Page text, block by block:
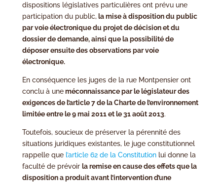
dispositions législatives particulières ont prévu une
participation du public, la mise à disposition du public
par voie électronique du projet de décision et du
dossier de demande, ainsi que la possibilité de
déposer ensuite des observations par voie
électronique.
En conséquence les juges de la rue Montpensier ont
conclu à uneméconnaissance par le législateur des
exigences de l’article 7 de la Charte de l’environnement
limitée entre le 9 mai 2011 et le 31 août 2013.
Toutefois, soucieux de préserver la pérennité des
situations juridiques existantes, le juge constitutionnel
rappelle que l’article 62 de la Constitutionlui donne la
faculté de prévoir la remise en cause des effets que la
disposition a produit avant l’intervention d’une